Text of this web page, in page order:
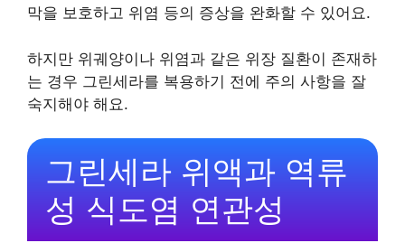
막을 보호하고 위염 등의 증상을 완화할 수 있어요.
하지만 위궤양이나 위염과 같은 위장 질환이 존재하
는 경우 그린세라를 복용하기 전에 주의 사항을 잘
숙지해야 해요.
그린세라 위액과 역류
성 식도염 연관성